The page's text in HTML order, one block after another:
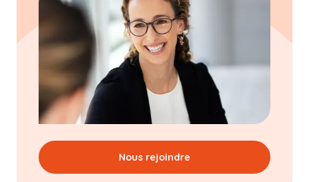
Nous rejoindre